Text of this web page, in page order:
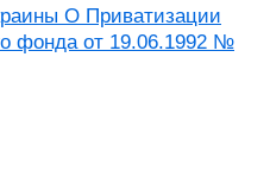
О Приватизации
фонда от 19.06.1992 №